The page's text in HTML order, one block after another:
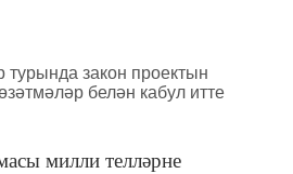
милли телләрне